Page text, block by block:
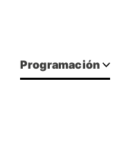
Programación